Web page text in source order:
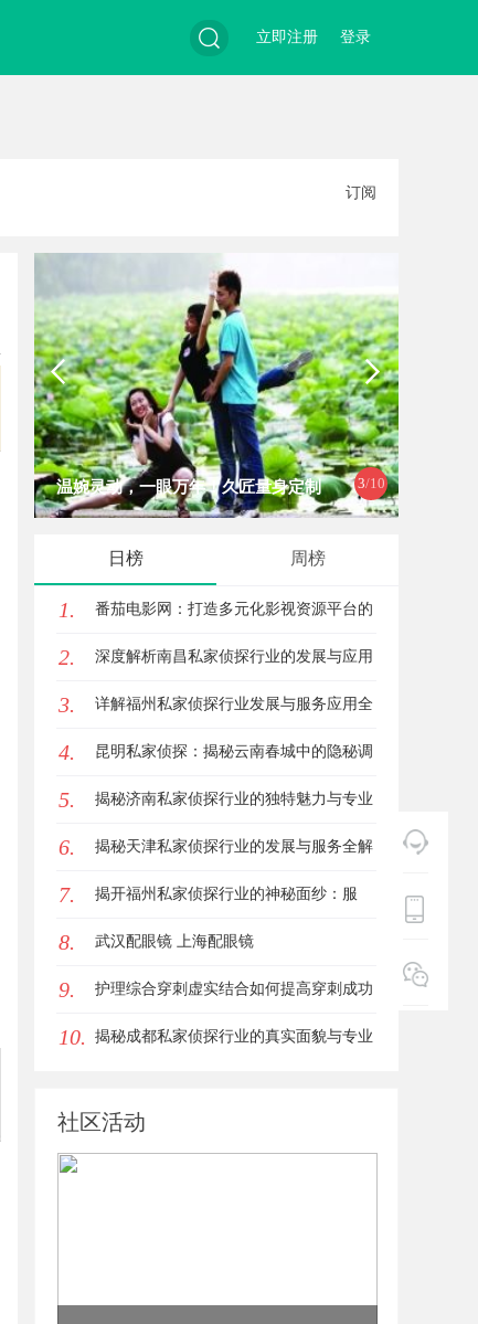
登录
立即注册
订阅
3/10
温婉灵动，一眼万年！久匠量身定制
笔！淡颜系女生的气质加分项
日榜 周榜
1. 番茄电影网：打造多元化影视资源平台的
新时代先锋
2. 深度解析南昌私家侦探行业的发展与应用
现状
3. 详解福州私家侦探行业发展与服务应用全
方位指南
4. 昆明私家侦探：揭秘云南春城中的隐秘调
查力量
5. 揭秘济南私家侦探行业的独特魅力与专业
服务
6. 揭秘天津私家侦探行业的发展与服务全解
析
7. 揭开福州私家侦探行业的神秘面纱：服
务、优势与法律解析
8. 武汉配眼镜 上海配眼镜
9. 护理综合穿刺虚实结合如何提高穿刺成功
率？立方幻境给出答案
10. 揭秘成都私家侦探行业的真实面貌与专业
社区活动